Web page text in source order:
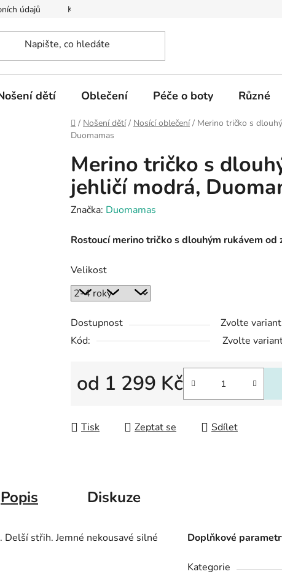
údajů Kontakty na prodejny
dětí Oblečení Péče o boty Různé
Domů
/ Nošení dětí / Nosící oblečení / Merino tričko s
Duomamas
Merino tričko s
jehličí modrá,
Značka: Duomamas
Rostoucí merino tričko s dlouhým rukávem od
Velikost
Dostupnost
Zvolte
Kód:
Zvolte
od 1 299 Kč
Tisk Zeptat se Sdílet
Popis Diskuze
střih. Jemné nekousavé silné
Doplňkové
Kategorie